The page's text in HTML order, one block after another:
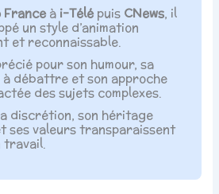
Franceà i-Télépuis CNews, il
un style d’animation
et reconnaissable.
pour son humour, sa
débattre et son approche
des sujets complexes.
discrétion, son héritage
ses valeurs transparaissent
travail.